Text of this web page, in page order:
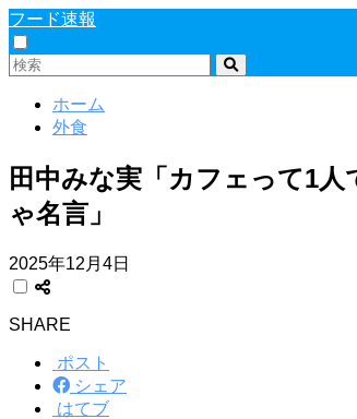
フード速報
ホーム
外食
田中みな実「カフェって1
ゃ名言」
2025年12月4日
SHARE
ポスト
シェア
はてブ